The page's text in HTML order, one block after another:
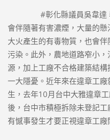
#彰化縣議員吳韋達
會伴隨著有害濃煙，大量的
大火產生的有毒物質，也會
污染。此外，農地道路窄小
源，加上工廠不合格建築結
一大隱憂。近年來在違章工
生，去年10月台中大雅違章
後，台中市積極拆除未登記
有憾事發生才要正視違章工廠